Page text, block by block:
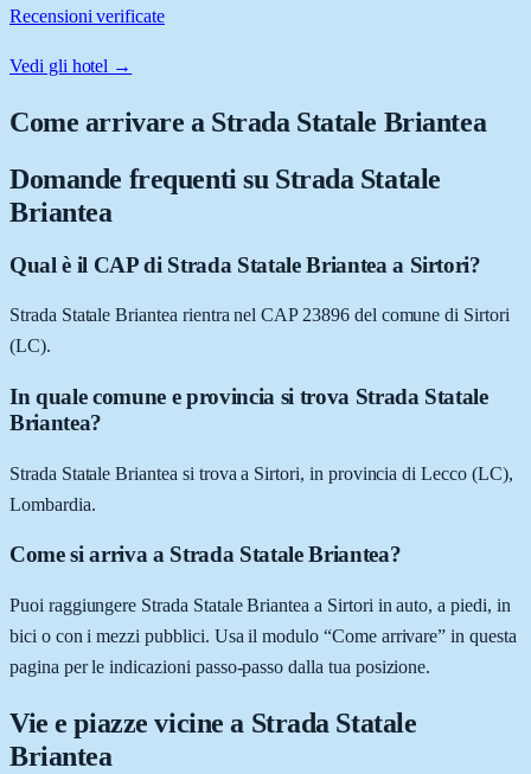
Recensioni verificate
Vedi gli hotel →
Come arrivare a Strada Statale Briantea
Domande frequenti su Strada Statale
Briantea
Qual è il CAP di Strada Statale Briantea a Sirtori?
Strada Statale Briantea rientra nel CAP 23896 del comune di Sirtori
(LC).
In quale comune e provincia si trova Strada Statale
Briantea?
Strada Statale Briantea si trova a Sirtori, in provincia di Lecco (LC),
Lombardia.
Come si arriva a Strada Statale Briantea?
Puoi raggiungere Strada Statale Briantea a Sirtori in auto, a piedi, in
bici o con i mezzi pubblici. Usa il modulo “Come arrivare” in questa
pagina per le indicazioni passo-passo dalla tua posizione.
Vie e piazze vicine a Strada Statale
Briantea